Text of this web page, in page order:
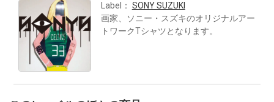
Label： SONY SUZUKI
画家、ソニー・スズキのオリジナルアー
トワークTシャツとなります。